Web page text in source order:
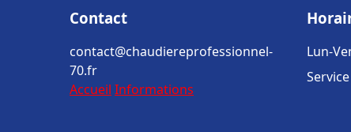
Contact
contact@chaudiereprofessionnel-
70.fr
Accueil Informations
Lun-